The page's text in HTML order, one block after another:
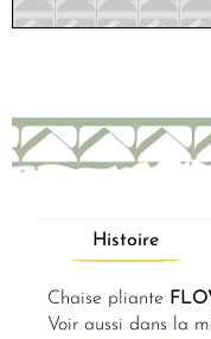
Histoire
Chaise pliante
Voir aussi dans la